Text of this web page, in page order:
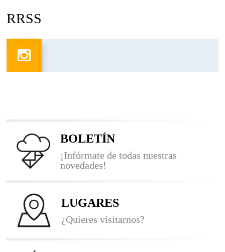
RRSS
BOLETÍN
¡Infórmate de todas nuestras
novedades!
LUGARES
¿Quieres visitarnos?